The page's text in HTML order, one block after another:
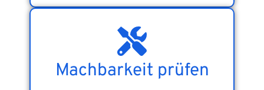
Machbarkeit prüfen